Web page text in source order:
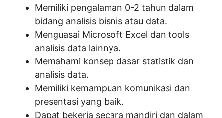
Memiliki pengalaman 0-2 tahun dalam
bidang analisis bisnis atau data.
Menguasai Microsoft Excel dan tools
analisis data lainnya.
Memahami konsep dasar statistik dan
analisis data.
Memiliki kemampuan komunikasi dan
presentasi yang baik.
Dapat bekerja secara mandiri dan dalam